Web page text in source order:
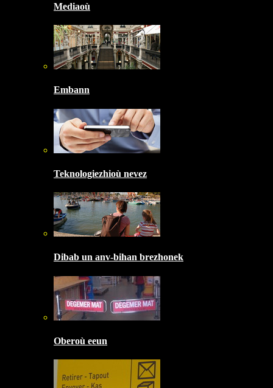
Mediaoù
Embann
Teknologiezhioù nevez
Dibab un anv-bihan brezhonek
Oberoù eeun